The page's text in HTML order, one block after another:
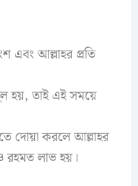
এবং আল্লাহর প্রতি
হয়, তাই এই সময়ে
দোয়া করলে আল্লাহর
রহমত লাভ হয়।